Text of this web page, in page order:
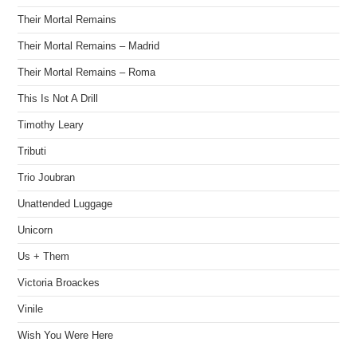
Their Mortal Remains
Their Mortal Remains – Madrid
Their Mortal Remains – Roma
This Is Not A Drill
Timothy Leary
Tributi
Trio Joubran
Unattended Luggage
Unicorn
Us + Them
Victoria Broackes
Vinile
Wish You Were Here